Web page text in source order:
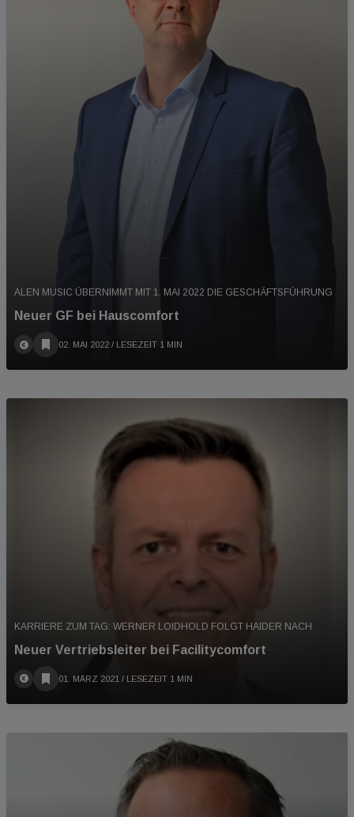
ALEN MUSIC ÜBERNIMMT MIT 1. MAI 2022 DIE GESCHÄFTSFÜHRUNG
Neuer GF bei Hauscomfort
02. MAI 2022 / LESEZEIT 1 MIN
KARRIERE ZUM TAG: WERNER LOIDHOLD FOLGT HAIDER NACH
Neuer Vertriebsleiter bei Facilitycomfort
01. MÄRZ 2021 / LESEZEIT 1 MIN